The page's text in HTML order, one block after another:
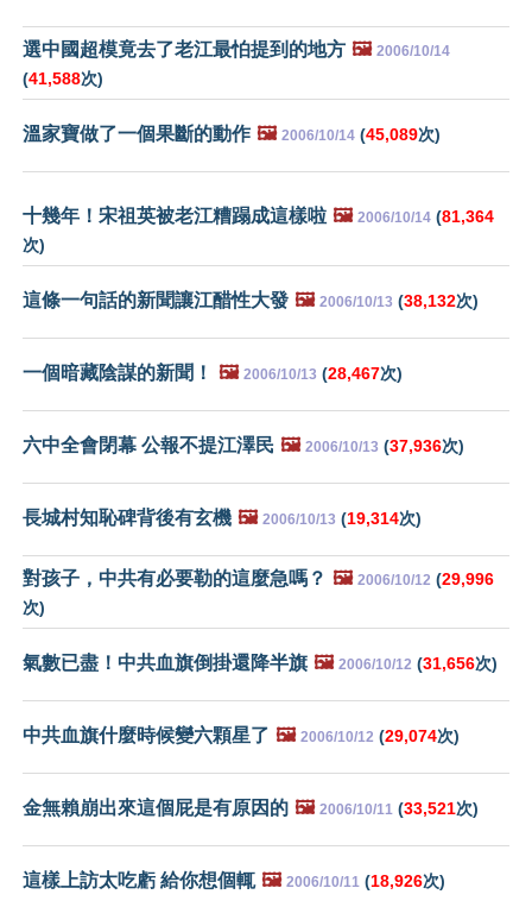
選中國超模竟去了老江最怕提到的地方 🖼️ 2006/10/14
(41,588次)
溫家寶做了一個果斷的動作 🖼️ 2006/10/14 (45,089次)
十幾年！宋祖英被老江糟蹋成這樣啦 🖼️ 2006/10/14 (81,364
次)
這條一句話的新聞讓江醋性大發 🖼️ 2006/10/13 (38,132次)
一個暗藏陰謀的新聞！ 🖼️ 2006/10/13 (28,467次)
六中全會閉幕 公報不提江澤民 🖼️ 2006/10/13 (37,936次)
長城村知恥碑背後有玄機 🖼️ 2006/10/13 (19,314次)
對孩子，中共有必要勒的這麼急嗎？ 🖼️ 2006/10/12 (29,996
次)
氣數已盡！中共血旗倒掛還降半旗 🖼️ 2006/10/12 (31,656次)
中共血旗什麼時候變六顆星了 🖼️ 2006/10/12 (29,074次)
金無賴崩出來這個屁是有原因的 🖼️ 2006/10/11 (33,521次)
這樣上訪太吃虧 給你想個輒 🖼️ 2006/10/11 (18,926次)